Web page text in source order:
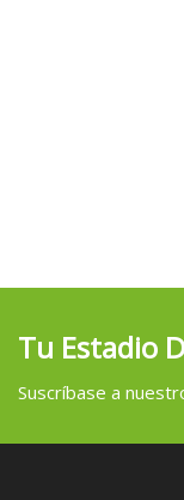
Tu Estadio
Suscríbase a